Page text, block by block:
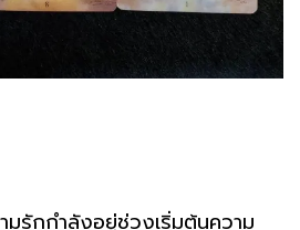
มรักกำลังอยู่ช่วงเริ่มต้นความ